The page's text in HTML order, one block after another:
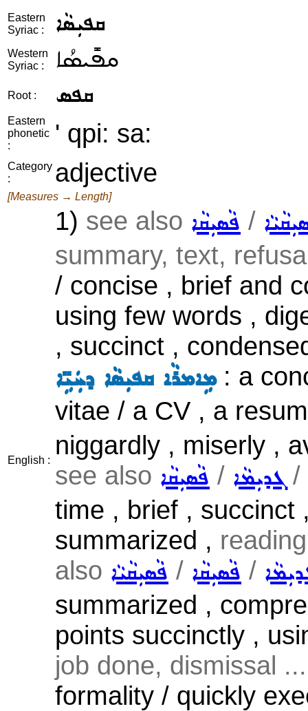
Eastern
Syriac :
ܩܦܝܼܣܵܐ
Western
Syriac :
ܩܦܺܝܣܳܐ
Root : ܩܦܣ
Eastern
phonetic
:
' qpi: sa:
Category
:
adjective
[Measures → Length]
English :
1) see also ܦܵܣܝܼܩܵܐ /
summary, text,
/ concise , brief and
using few words ,
, succinct ,
ܡܹܐܡܪܵܐ ܩܦܝܼܣܵܐ ܕܚܲܝܹ̈ܐ: a
vitae / a CV , a
niggardly , miserly ,
see also ܦܵܣܝܼܩܵܐ / ܓܕܝܼܡܵܐ /
time , brief , succinct
summarized ,
also ܦܵܣܝܼܩܵܝܵܐ / ܦܵܣܝܼܩܵܐ /
summarized ,
points succinctly ,
job done, dismissal ...
formality / quickly